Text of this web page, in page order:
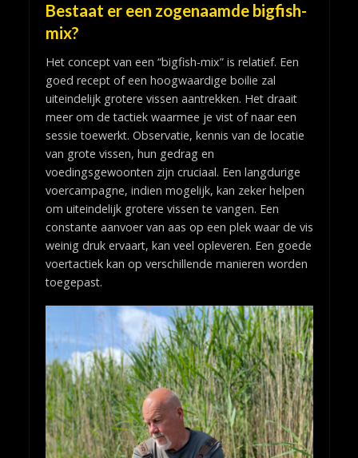
Bestaat er een zogenaamde bigfish-
mix?
Het concept van een “bigfish-mix” is relatief. Een
goed recept of een hoogwaardige boilie zal
uiteindelijk grotere vissen aantrekken. Het draait
meer om de tactiek waarmee je vist of naar een
sessie toewerkt. Observatie, kennis van de locatie
van grote vissen, hun gedrag en
voedingsgewoonten zijn cruciaal. Een langdurige
voercampagne, indien mogelijk, kan zeker helpen
om uiteindelijk grotere vissen te vangen. Een
constante aanvoer van aas op een plek waar de vis
weinig druk ervaart, kan veel opleveren. Een goede
voertactiek kan op verschillende manieren worden
toegepast.